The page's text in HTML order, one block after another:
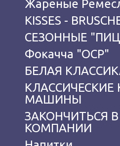
Жареные
KISSES -
СЕЗОННЫЕ
Фокачча "OCP"
БЕЛАЯ
КЛАССИЧЕСКИЕ
МАШИНЫ
ЗАКОНЧИТЬСЯ
КОМПАНИИ